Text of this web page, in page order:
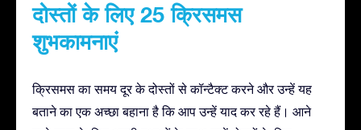
दोस्तों के लिए 25 क्रिसमस
शुभकामनाएं
क्रिसमस का समय दूर के दोस्तों से कॉन्टैक्ट करने और उन्हें यह
बताने का एक अच्छा बहाना है कि आप उन्हें याद कर रहे हैं। आने